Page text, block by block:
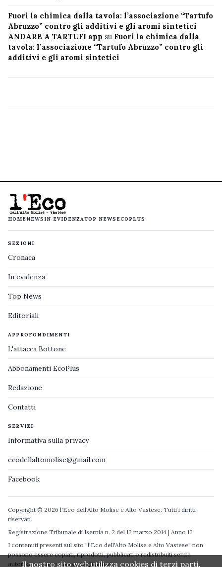
Fuori la chimica dalla tavola: l’associazione “Tartufo
Abruzzo” contro gli additivi e gli aromi sintetici
ANDARE A TARTUFI app su Fuori la chimica dalla
tavola: l’associazione “Tartufo Abruzzo” contro gli
additivi e gli aromi sintetici
HOMENEWS IN EVIDENZATOP NEWS ECOPLUS
SEZIONI
Cronaca
In evidenza
Top News
Editoriali
APPROFONDIMENTI
L'attacca Bottone
Abbonamenti EcoPlus
Redazione
Contatti
SERVIZI
Informativa sulla privacy
ecodellaltomolise@gmail.com
Facebook
Copyright © 2026 l'Eco dell'Alto Molise e Alto Vastese. Tutti i diritti
riservati.
Registrazione Tribunale di Isernia n. 2 del 12 marzo 2014 | Anno 12
I contenuti presenti sul sito "l'Eco dell'Alto Molise e Alto Vastese" non
possono essere copiati, riprodotti, pubblicati o redistribuiti senza
autorizzazione espressa degli autori.
Il nostro sito web utilizza cookies di terzi parti.